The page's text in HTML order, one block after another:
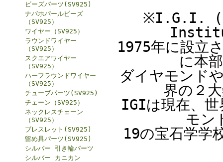
ビーズパーツ(SV925)
ナバホパールビーズ
（SV925）
ワイヤー（SV925）
ラウンドワイヤー
（SV925）
スクエアワイヤー
（SV925）
ハーフラウンドワイヤー
（SV925）
チューブパーツ(SV925)
チェーン（SV925）
ネックレスチェーン
（SV925）
ブレスレット(SV925)
留め具パーツ(SV925)
シルバー 引き輪パーツ
シルバー カニカン
※I.G.I.
1975年に設立
に本
ダイヤモンド
界の２
IGIは現在、世
モン
19の宝石学学